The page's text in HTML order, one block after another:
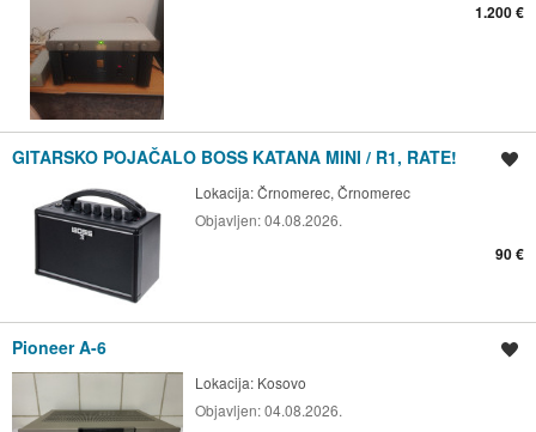
1.200 €
GITARSKO POJAČALO BOSS KATANA MINI / R1, RATE!
Lokacija:Črnomerec, Črnomerec
Objavljen:04.08.2026.
90 €
Pioneer A-6
Lokacija: Kosovo
Objavljen:04.08.2026.